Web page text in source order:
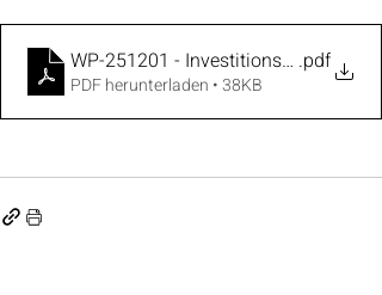
WP-251201 - Investitions-und
.pdf
PDF herunterladen • 38KB